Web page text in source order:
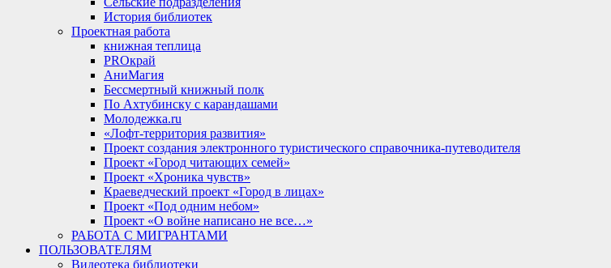
История библиотек
Проектная работа
книжная теплица
PROкрай
АниМагия
Бессмертный книжный полк
По Ахтубинску с карандашами
Молодежка.ru
«Лофт-территория развития»
Проект создания электронного туристического справочника-путеводителя
Проект «Город читающих семей»
Проект «Хроника чувств»
Краеведческий проект «Город в лицах»
Проект «Под одним небом»
Проект «О войне написано не все…»
РАБОТА С МИГРАНТАМИ
ПОЛЬЗОВАТЕЛЯМ
Видеотека библиотеки